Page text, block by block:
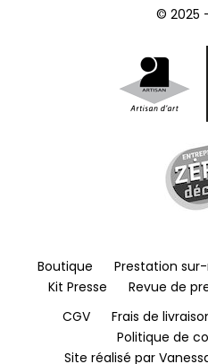
© 2025
Boutique Prestation
Kit Presse
Revue de
CGV
Frais de
Politique de
Site réalisé par